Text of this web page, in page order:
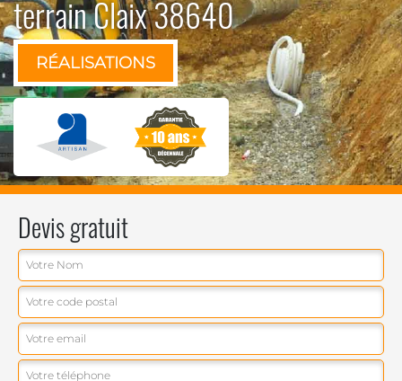
terrain Claix 38640
RÉALISATIONS
Devis gratuit